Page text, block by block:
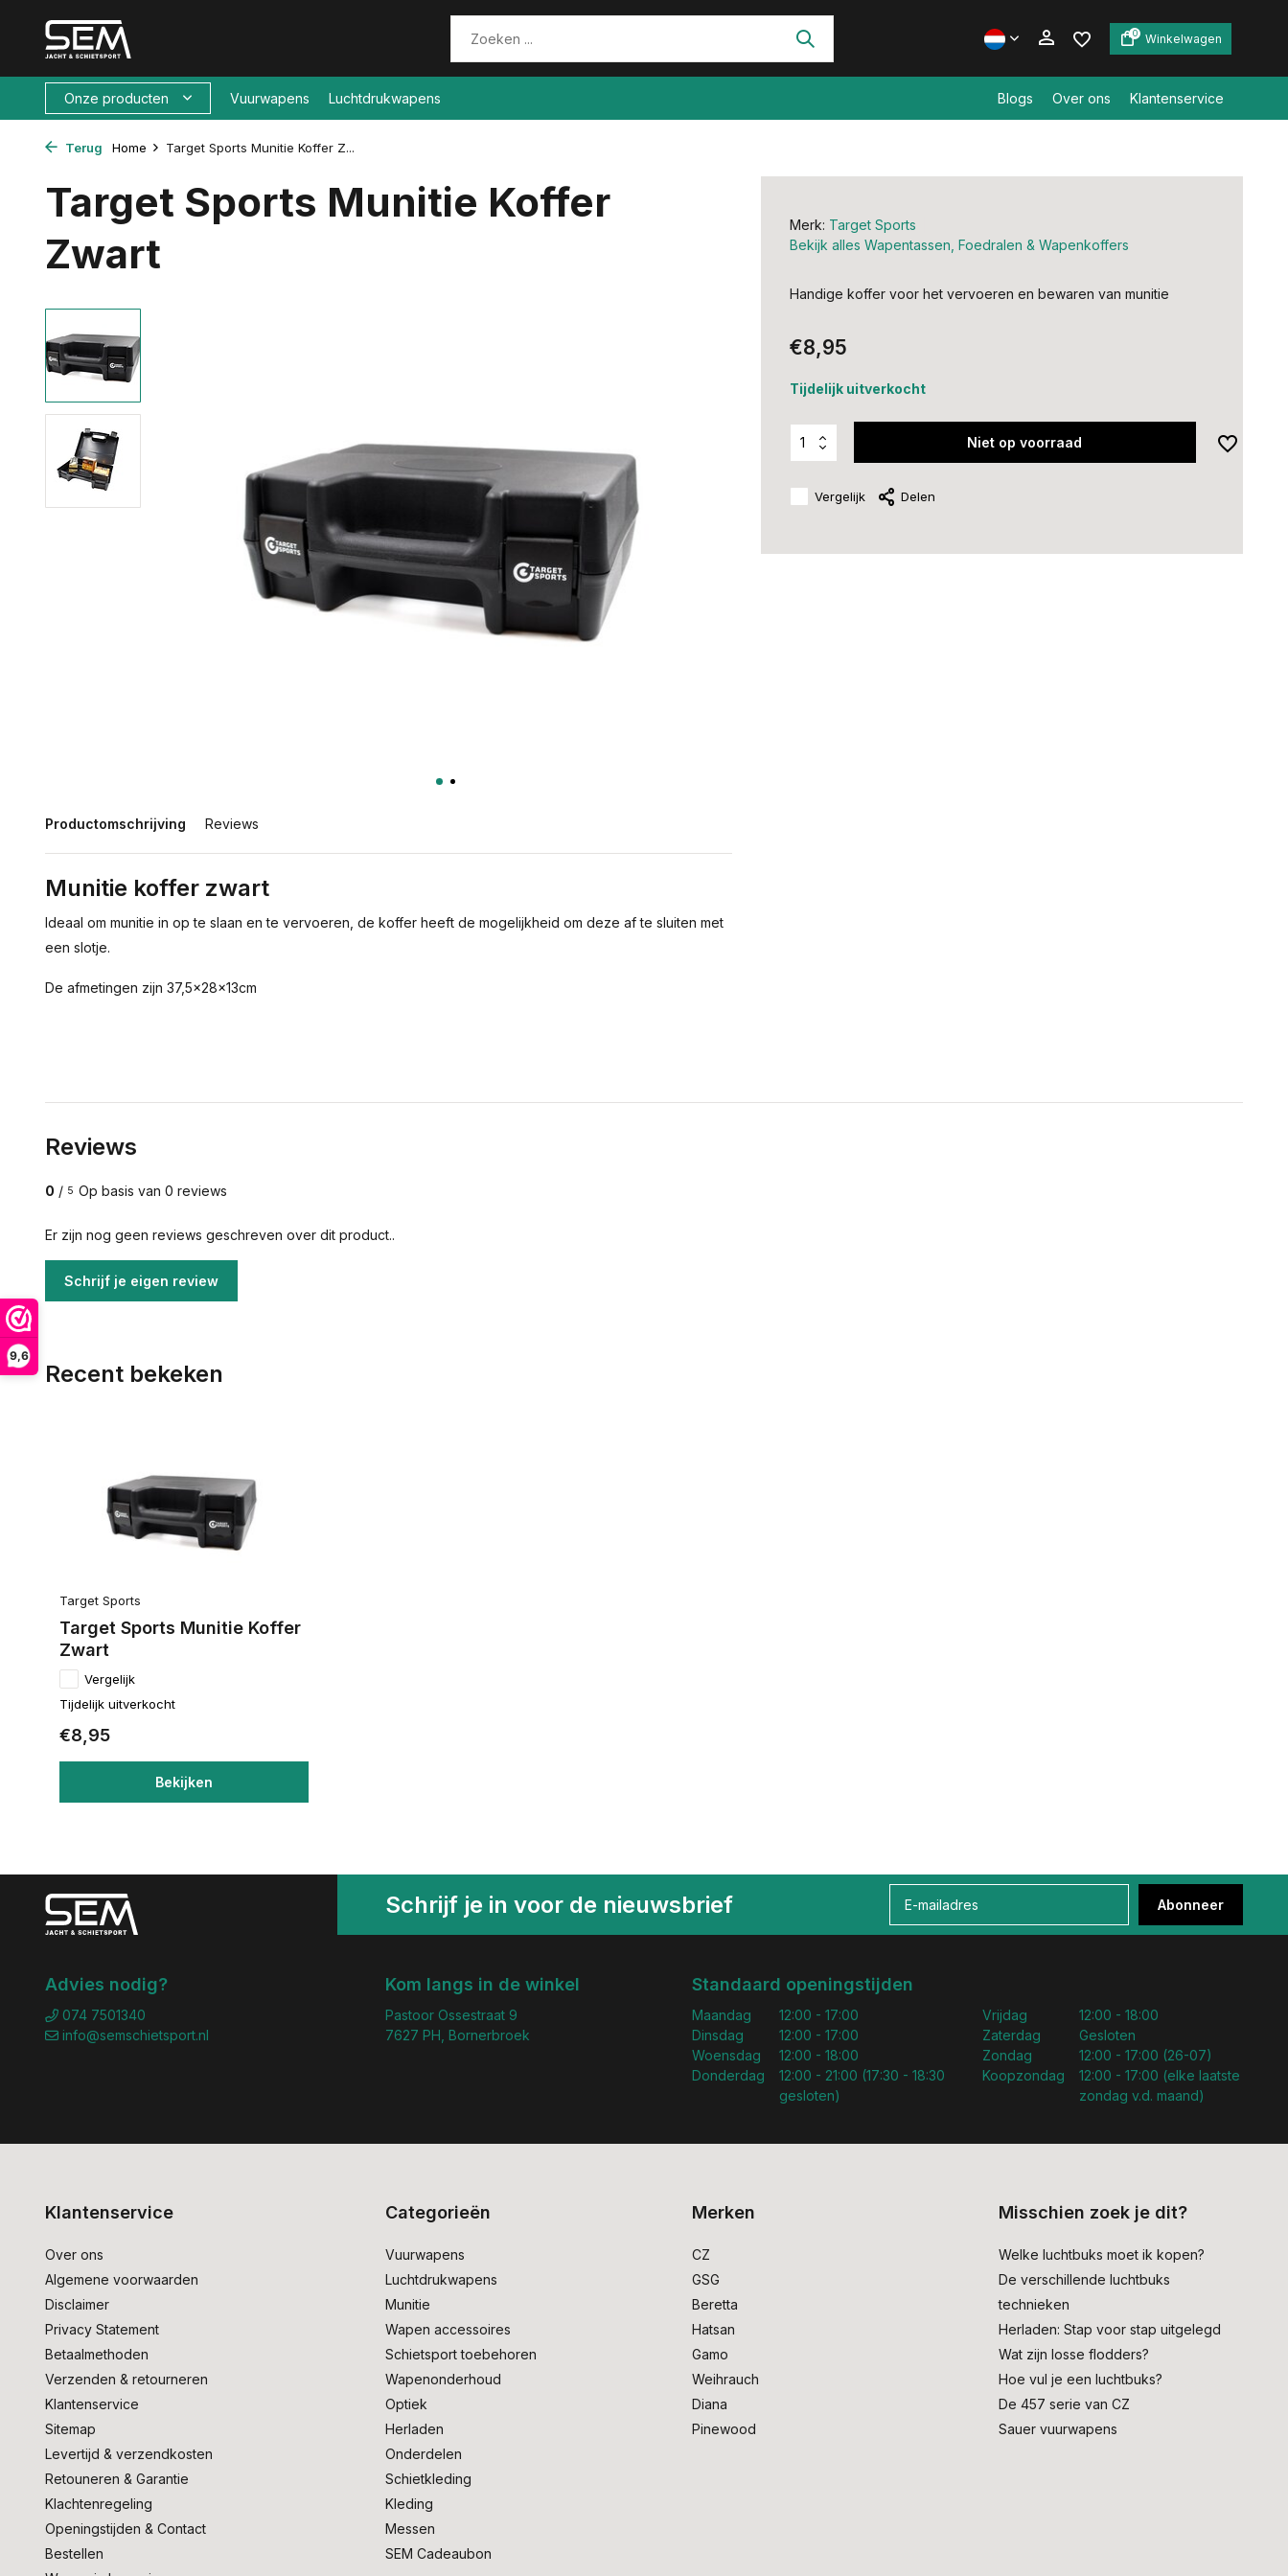
9,6
0 Winkelwagen
Onze producten Vuurwapens Luchtdrukwapens Blogs Over ons Klantenservice
Terug Home Target Sports Munitie Koffer Z...
Target Sports Munitie Koffer
Zwart
Productomschrijving Reviews
Munitie koffer zwart
Ideaal om munitie in op te slaan en te vervoeren, de koffer heeft de mogelijkheid om deze af te sluiten met
een slotje.
De afmetingen zijn 37,5x28x13cm
Merk: Target Sports
Bekijk alles Wapentassen, Foedralen & Wapenkoffers
Handige koffer voor het vervoeren en bewaren van munitie
€8,95
Tijdelijk uitverkocht
Niet op voorraad
Vergelijk Delen
Reviews
0 / 5 Op basis van 0 reviews
Er zijn nog geen reviews geschreven over dit product..
Schrijf je eigen review
Recent bekeken
Target Sports
Target Sports Munitie Koffer
Zwart
Vergelijk
Tijdelijk uitverkocht
€8,95
Bekijken
Schrijf je in voor de nieuwsbrief Abonneer
Advies nodig?
074 7501340
info@semschietsport.nl
Kom langs in de winkel
Pastoor Ossestraat 9
7627 PH, Bornerbroek
Standaard openingstijden
Maandag
Dinsdag
Woensdag
Donderdag
12:00 - 17:00
12:00 - 17:00
12:00 - 18:00
12:00 - 21:00 (17:30 - 18:30
gesloten)
Vrijdag
Zaterdag
Zondag
Koopzondag
12:00 - 18:00
Gesloten
12:00 - 17:00 (26-07)
12:00 - 17:00 (elke laatste
zondag v.d. maand)
Klantenservice
Over ons
Algemene voorwaarden
Disclaimer
Privacy Statement
Betaalmethoden
Verzenden & retourneren
Klantenservice
Sitemap
Levertijd & verzendkosten
Retouneren & Garantie
Klachtenregeling
Openingstijden & Contact
Bestellen
Categorieën
Vuurwapens
Luchtdrukwapens
Munitie
Wapen accessoires
Schietsport toebehoren
Wapenonderhoud
Optiek
Herladen
Onderdelen
Schietkleding
Kleding
Messen
SEM Cadeaubon
Merken
CZ
GSG
Beretta
Hatsan
Gamo
Weihrauch
Diana
Pinewood
Misschien zoek je dit?
Welke luchtbuks moet ik kopen?
De verschillende luchtbuks
technieken
Herladen: Stap voor stap uitgelegd
Wat zijn losse flodders?
Hoe vul je een luchtbuks?
De 457 serie van CZ
Sauer vuurwapens